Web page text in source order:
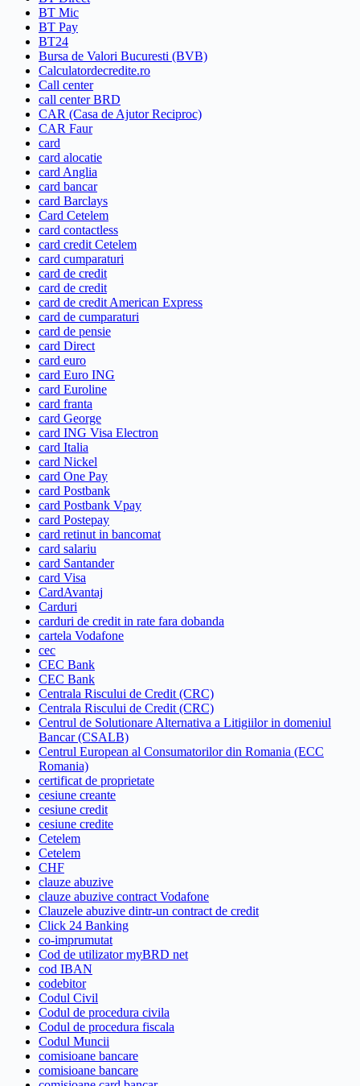
BT Mic
BT Pay
BT24
Bursa de Valori Bucuresti (BVB)
Calculatordecredite.ro
Call center
call center BRD
CAR (Casa de Ajutor Reciproc)
CAR Faur
card
card alocatie
card Anglia
card bancar
card Barclays
Card Cetelem
card contactless
card credit Cetelem
card cumparaturi
card de credit
card de credit
card de credit American Express
card de cumparaturi
card de pensie
card Direct
card euro
card Euro ING
card Euroline
card franta
card George
card ING Visa Electron
card Italia
card Nickel
card One Pay
card Postbank
card Postbank Vpay
card Postepay
card retinut in bancomat
card salariu
card Santander
card Visa
CardAvantaj
Carduri
carduri de credit in rate fara dobanda
cartela Vodafone
cec
CEC Bank
CEC Bank
Centrala Riscului de Credit (CRC)
Centrala Riscului de Credit (CRC)
Centrul de Solutionare Alternativa a Litigiilor in domeniul
Bancar (CSALB)
Centrul European al Consumatorilor din Romania (ECC
Romania)
certificat de proprietate
cesiune creante
cesiune credit
cesiune credite
Cetelem
Cetelem
CHF
clauze abuzive
clauze abuzive contract Vodafone
Clauzele abuzive dintr-un contract de credit
Click 24 Banking
co-imprumutat
Cod de utilizator myBRD net
cod IBAN
codebitor
Codul Civil
Codul de procedura civila
Codul de procedura fiscala
Codul Muncii
comisioane bancare
comisioane bancare